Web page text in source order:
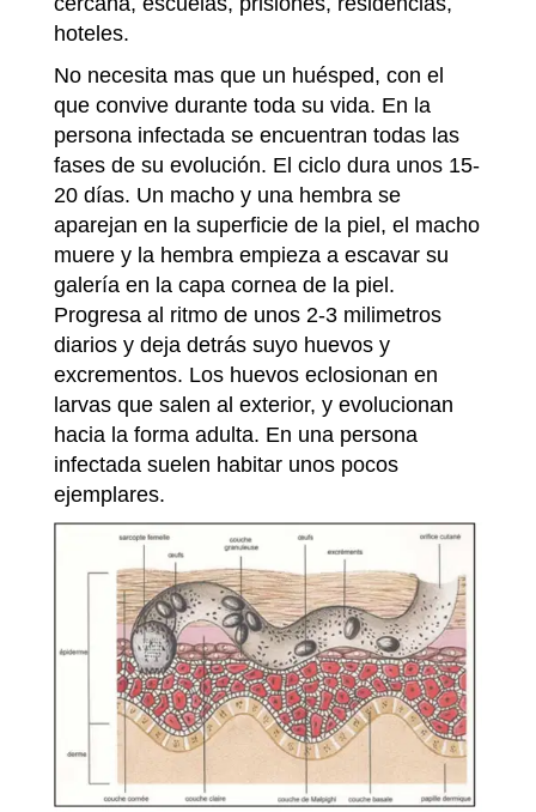
hoteles.
No necesita mas que un huésped, con el
que convive durante toda su vida. En la
persona infectada se encuentran todas las
fases de su evolución. El ciclo dura unos 15-
20 días. Un macho y una hembra se
aparejan en la superficie de la piel, el macho
muere y la hembra empieza a escavar su
galería en la capa cornea de la piel.
Progresa al ritmo de unos 2-3 milimetros
diarios y deja detrás suyo huevos y
excrementos. Los huevos eclosionan en
larvas que salen al exterior, y evolucionan
hacia la forma adulta. En una persona
infectada suelen habitar unos pocos
ejemplares.